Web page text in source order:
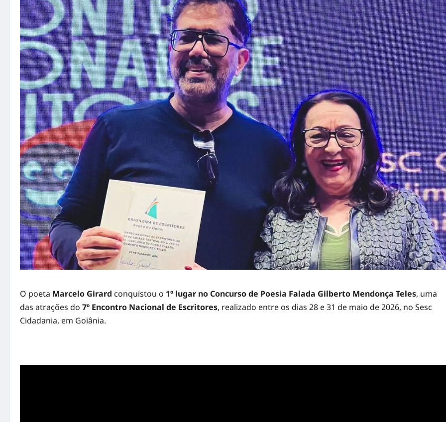
O poeta Marcelo Girard conquistou o 1º lugar no Concurso de Poesia Falada Gilberto Mendonça Teles, uma
das atrações do 7º Encontro Nacional de Escritores, realizado entre os dias 28 e 31 de maio de 2026, no Sesc
Cidadania, em Goiânia.